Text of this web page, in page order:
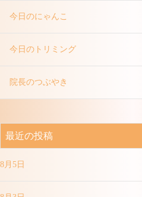
今日のにゃんこ
今日のトリミング
院長のつぶやき
最近の投稿
8月5日